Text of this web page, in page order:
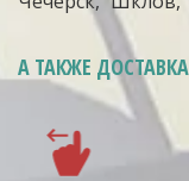
А ТАКЖЕ